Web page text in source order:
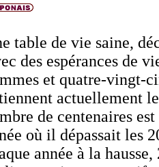
table de vie saine,
des espérances de
et quatre-vingt-
actuellement
de centenaires
où il dépassait les
année à la